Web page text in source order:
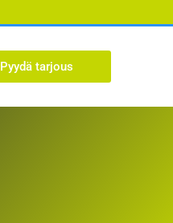
Pyydä tarjous